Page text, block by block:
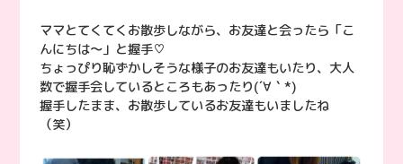
ママとてくてくお散歩しながら、お友達と会ったら「こ
んにちは〜」と握手♡
ちょっぴり恥ずかしそうな様子のお友達もいたり、大人
数で握手会しているところもあったり(´∀｀*)
握手したまま、お散歩しているお友達もいましたね
（笑）